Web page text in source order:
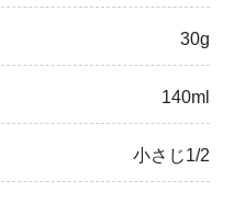
30g
140ml
小さじ1/2
飛田和緒さんレシピ
豚肉
アスパラガス